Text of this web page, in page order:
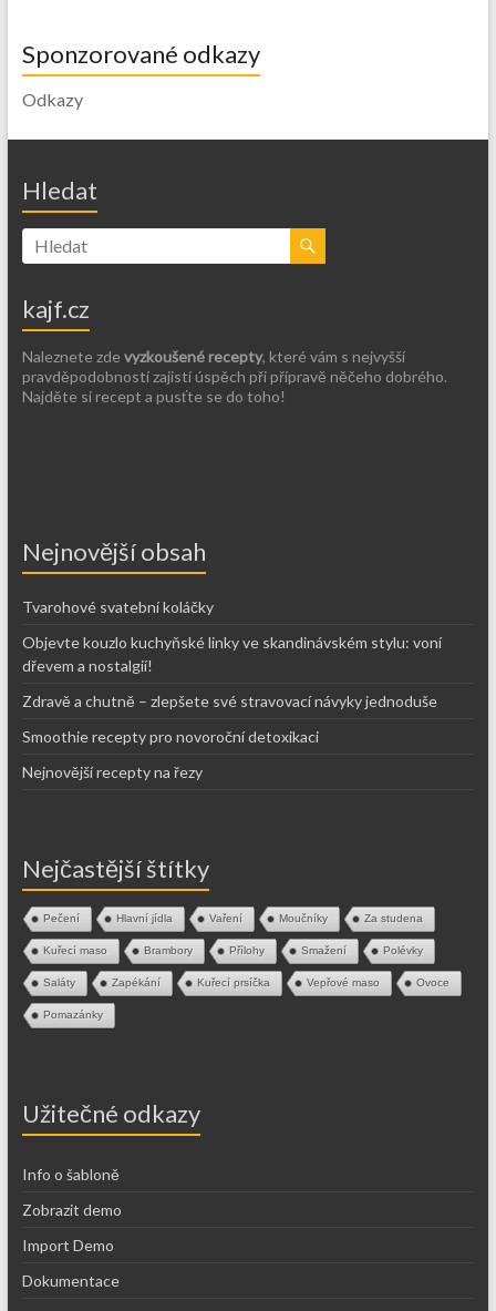
Sponzorované odkazy
Odkazy
Hledat
kajf.cz
Naleznete zde vyzkoušené recepty, které vám s nejvyšší
pravděpodobností zajistí úspěch při přípravě něčeho dobrého.
Najděte si recept a pusťte se do toho!
Nejnovější obsah
Tvarohové svatební koláčky
Objevte kouzlo kuchyňské linky ve skandinávském stylu: voní
dřevem a nostalgií!
Zdravě a chutně – zlepšete své stravovací návyky jednoduše
Smoothie recepty pro novoroční detoxikaci
Nejnovější recepty na řezy
Nejčastější štítky
Pečení Hlavní jídla Vaření Moučníky Za studena
Kuřecí maso Brambory Přílohy Smažení Polévky
Saláty Zapékání Kuřecí prsíčka Vepřové maso Ovoce
Pomazánky
Užitečné odkazy
Info o šabloně
Zobrazit demo
Import Demo
Dokumentace